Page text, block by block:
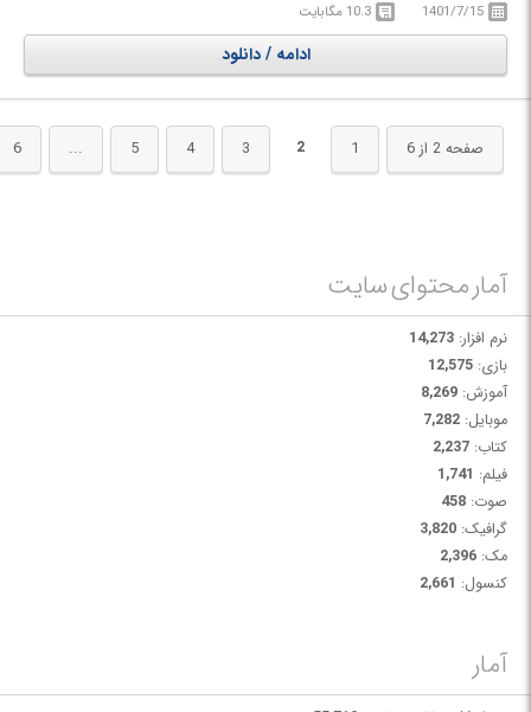
رمز گذاری رشته ها، ارجاع پروکسی پویا و مبهم کردن علائم را در اختیار دارید. این
برنامه به سه روش نرم افزار های شما را بهبود می بخشد : از طریق مبهم کردن
سورس کدها، اضافه کردن سیستم گزارش خودکار خطا که کد هایی را به سورس
شما می افزاید که از این طریق به صورت خودکار خطاهای برنامه را ردیابی کرده و
جلوگیری از گم شدن و یا دسترسی دیگران به آن.
1401/7/15 10.3 مگابایت
ادامه / دانلود
صفحه 2 از 6 1
2
3
4
5
...
6
آمار محتوای سایت
نرم افزار: 14,273
بازی: 12,575
آموزش: 8,269
موبایل: 7,282
کتاب: 2,237
فیلم: 1,741
صوت: 458
گرافیک: 3,820
مک: 2,396
کنسول: 2,661
آمار